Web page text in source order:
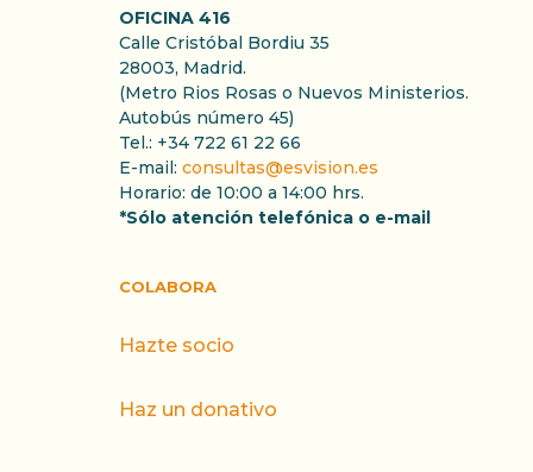
OFICINA 416
Calle Cristóbal Bordiu 35
28003, Madrid.
(Metro Rios Rosas o Nuevos Ministerios.
Autobús número 45)
Tel.: +34 722 61 22 66
E-mail: consultas@esvision.es
Horario: de 10:00 a 14:00 hrs.
*Sólo atención telefónica o e-mail
COLABORA
Hazte socio
Haz un donativo